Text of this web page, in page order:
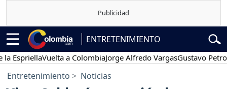
ENTRETENIMIENTO
Vuelta a ColombiaJorge Alfredo VargasGustavo Petro
Entretenimiento Noticias